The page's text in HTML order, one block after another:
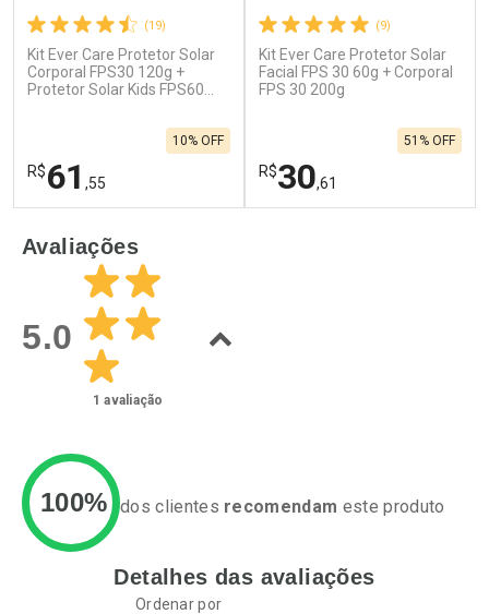
(19)
Kit Ever Care Protetor Solar
Corporal FPS30 120g +
Protetor Solar Kids FPS60
R$61 ,55
10% OFF
Laboratório
Ativar Desconto
Por Menos
Comprar sem Desconto
(9)
Kit Ever Care Protetor Solar
Facial FPS 30 60g + Corporal
FPS 30 200g
R$30,61
51% OFF
Ativar Desconto
Avaliações
5.0
1 avaliação
100% dos clientes recomendam este produto
Detalhes das avaliações
Ordenar por